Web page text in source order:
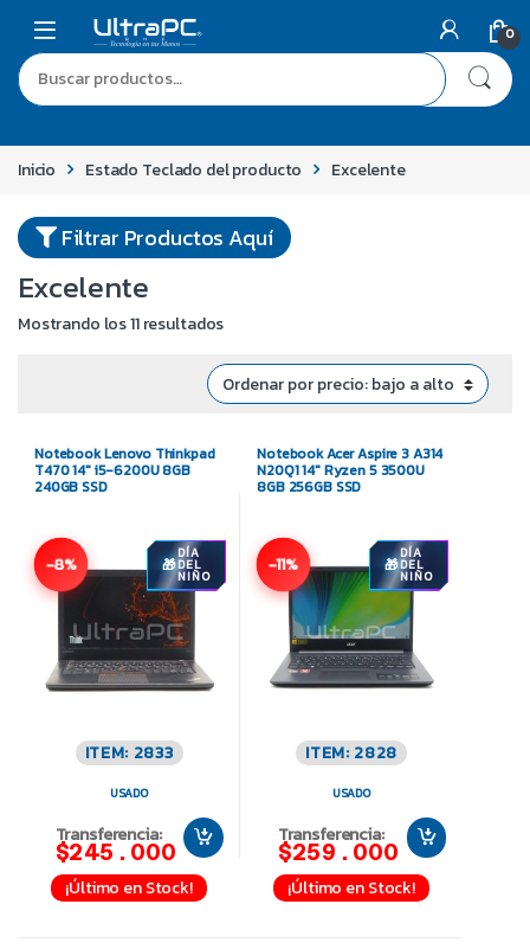
0
Inicio Estado Teclado del producto Excelente
Filtrar Productos Aquí
Excelente
Mostrando los 11 resultados
Notebook Lenovo Thinkpad
T470 14″ i5-6200U 8GB
240GB SSD
-8% DÍA
DEL
NIÑO
ITEM: 2833
USADO
Transferencia:
$245.000
¡Último en Stock!
Notebook Acer Aspire 3 A314
N20Q1 14″ Ryzen 5 3500U
8GB 256GB SSD
-11% DÍA
DEL
NIÑO
ITEM: 2828
USADO
Transferencia:
$259.000
¡Último en Stock!